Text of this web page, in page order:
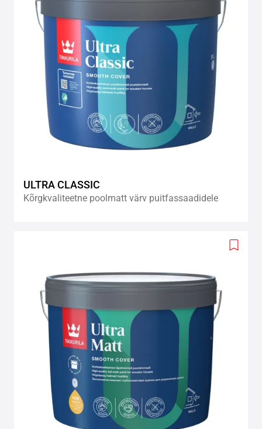
ULTRA CLASSIC
Kõrgkvaliteetne poolmatt värv puitfassaadidele
Add